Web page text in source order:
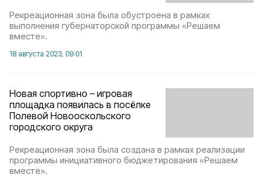
Рекреационная зона была обустроена в рамках
выполнения губернаторской программы «Решаем
вместе».
18 августа 2023, 09:01
Новая спортивно – игровая
площадка появилась в посёлке
Полевой Новооскольского
городского округа
Рекреационная зона была создана в рамках реализации
программы инициативного бюджетирования «Решаем
вместе».